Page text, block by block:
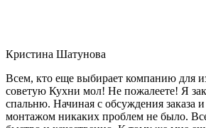
Кристина Шатунова
Всем, кто еще выбирает компанию для
советую Кухни мол! Не пожалеете! Я
спальню. Начиная с обсуждения заказа и
монтажом никаких проблем не было.